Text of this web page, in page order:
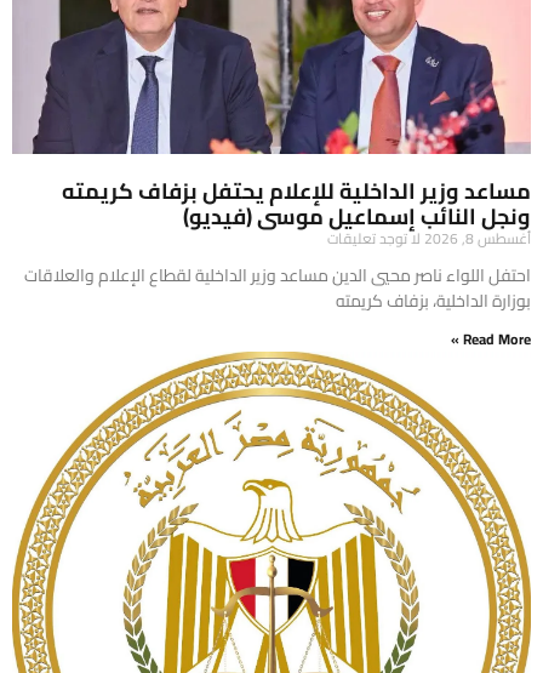
مساعد وزير الداخلية للإعلام يحتفل بزفاف كريمته
ونجل النائب إسماعيل موسى (فيديو)
أغسطس 8, 2026 لا توجد تعليقات
احتفل اللواء ناصر محيي الدين مساعد وزير الداخلية لقطاع الإعلام والعلاقات
بوزارة الداخلية، بزفاف كريمته
Read More »